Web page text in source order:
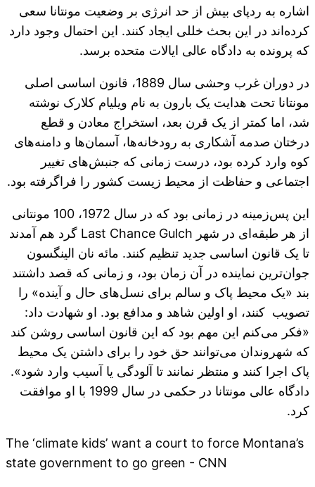
اشاره به ردپای بیش از حد انرژی بر وضعیت مونتانا سعی
کرده‌اند در این بحث خللی ایجاد کنند. این احتمال وجود دارد
که پرونده به دادگاه عالی ایالات متحده برسد.
در دوران غرب وحشی سال 1889، قانون اساسی اصلی
مونتانا تحت هدایت یک بارون به نام ویلیام کلارک نوشته
شد، اما کمتر از یک قرن بعد، استخراج معادن و قطع
درختان صدمه آشکاری به رودخانه‌ها، آسمان‌ها و دامنه‌های
کوه وارد کرده بود، درست زمانی که جنبش‌های تغییر
اجتماعی و حفاظت از محیط زیست کشور را فراگرفته بود.
این پس‌زمینه در زمانی بود که در سال 1972، 100 مونتانی
از هر طبقه‌ای در شهر Last Chance Gulch گرد هم آمدند
تا یک قانون اساسی جدید تنظیم کنند. مائه نان الینگسون
جوان‌ترین نماینده در آن زمان بود، و زمانی که قصد داشتند
بند «یک محیط پاک و سالم برای نسل‌های حال و آینده» را
تصویب کنند، او اولین شاهد و مدافع بود. او شهادت داد:
«فکر می‌کنم این مهم بود که این قانون اساسی روشن کند
که شهروندان می‌توانند حق خود را برای داشتن یک محیط
پاک اجرا کنند و منتظر نمانند تا آلودگی یا آسیب وارد شود».
دادگاه عالی مونتانا در حکمی در سال 1999 با او موافقت
کرد.
The ‘climate kids’ want a court to force Montana’s
state government to go green - CNN